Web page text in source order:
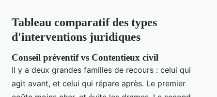
Tableau comparatif des types
d'interventions juridiques
Conseil préventif vs Contentieux civil
Il y a deux grandes familles de recours : celui qui
agit avant, et celui qui répare après. Le premier